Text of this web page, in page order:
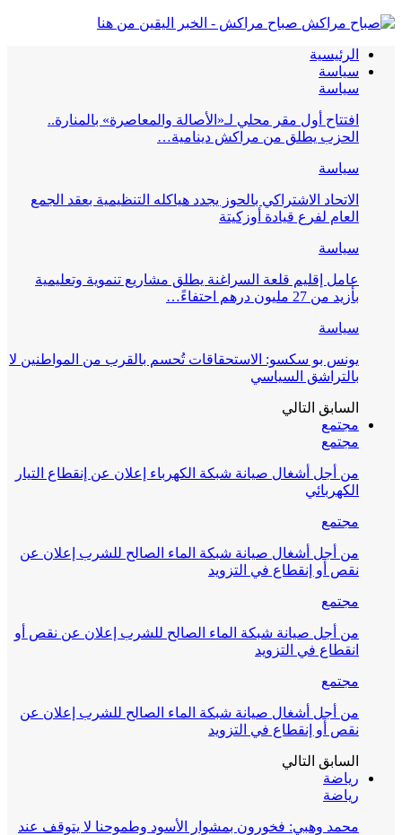
صباح مراكش - الخبر اليقين من هنا
الرئيسية
سياسة
سياسة
افتتاح أول مقر محلي لـ«الأصالة والمعاصرة» بالمنارة..
الحزب يطلق من مراكش دينامية…
سياسة
الاتحاد الاشتراكي بالحوز يجدد هياكله التنظيمية بعقد الجمع
العام لفرع قيادة أوزكيتة
سياسة
عامل إقليم قلعة السراغنة يطلق مشاريع تنموية وتعليمية
بأزيد من 27 مليون درهم احتفاءً…
سياسة
يونس بو سكسو: الاستحقاقات تُحسم بالقرب من المواطنين لا
بالتراشق السياسي
السابق التالي
مجتمع
مجتمع
من أجل أشغال صيانة شبكة الكهرباء إعلان عن إنقطاع التيار
الكهربائي
مجتمع
من أجل أشغال صيانة شبكة الماء الصالح للشرب إعلان عن
نقص أو إنقطاع في التزويد
مجتمع
من أجل صيانة شبكة الماء الصالح للشرب إعلان عن نقص أو
انقطاع في التزويد
مجتمع
من أجل أشغال صيانة شبكة الماء الصالح للشرب إعلان عن
نقص أو إنقطاع في التزويد
السابق التالي
رياضة
رياضة
محمد وهبي: فخورون بمشوار الأسود وطموحنا لا يتوقف عند